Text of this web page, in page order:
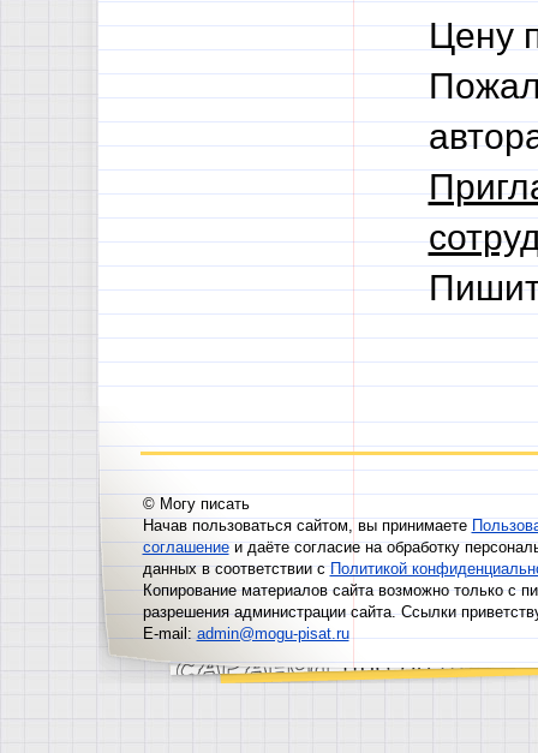
Цену
© Могу писать
Начав пользоваться сайтом, вы принимаете
соглашениеи даёте согласие на обработку
данных в соответствии сПолитикой
Копирование материалов сайта возможно только с
разрешения администрации сайта. Ссылки
E-mail:admin@mogu-pisat.ru